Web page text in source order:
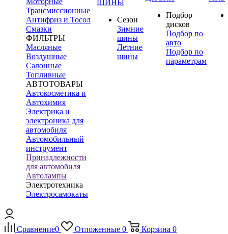
Трансмиссионные
Антифриз и Тосол
Смазки
ФИЛЬТРЫ
Масляные
Воздушные
Салонные
Топливные
АВТОТОВАРЫ
Автокосметика и
Автохимия
Электрика и
электроника для
автомобиля
Автомобильный
инструмент
Принадлежности
для автомобиля
Автолампы
Электротехника
Электросамокаты
ШИНЫ
Сезон
Зимние
шины
Летние
шины
Подбор
дисков
Подбор по
авто
Подбор по
параметрам
Сравнение0 Отложенные 0 Корзина 0